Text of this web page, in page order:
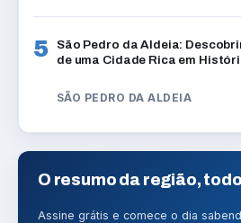
5
São Pedro da Aldeia:
de uma Cidade Rica em
SÃO PEDRO DA ALDEIA
O resumo da região,
Assine grátis e comece o dia